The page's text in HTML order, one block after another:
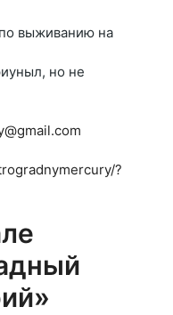
выживанию на
но не
?